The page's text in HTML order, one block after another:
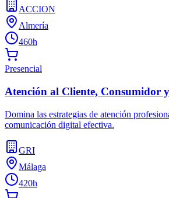
ACCION
Almería
460h
Presencial
Atención al Cliente, Consumidor
Domina las estrategias de atención
comunicación digital efectiva.
GRI
Málaga
420h